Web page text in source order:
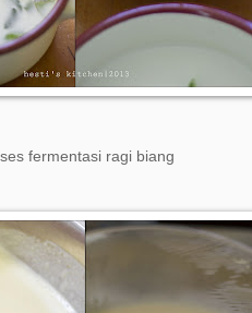
fermentasi ragi biang